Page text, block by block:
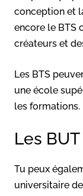
conception et
encore le BTS
créateurs et
Les BTS
une école
les formations.
Les
Tu peux
universitaire